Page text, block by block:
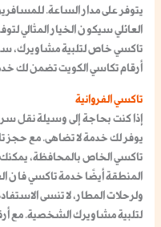
يتوفر على مدار الساعة.
العائليسيكون الخيار المثالي
تاكسي خاص لتلبية مشاويرك،
أرقام تكاسي الكويتتضمن لك
تاكسي الفروانية
إذا كنت بحاجة إلى وسيلة نقل
يوفر لك خدمة لا تضاهى. مع حجز
تاكسي الخاص بالمحافظة،
المنطقة أيضًا خدمةتاكسي فان
ولرحلات المطار، لا تنسى
لتلبية مشاويرك الشخصية. مع